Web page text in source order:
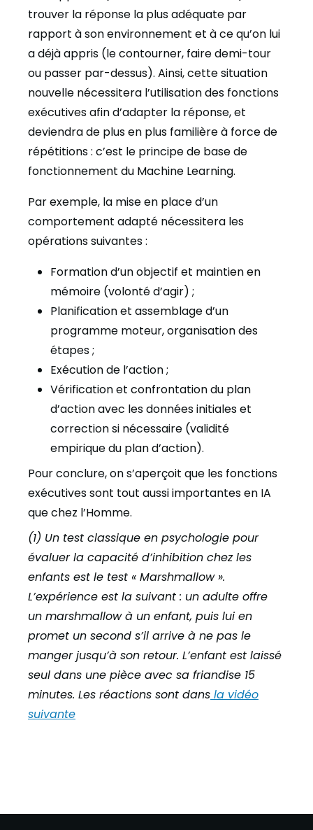
trouver la réponse la plus adéquate par
rapport à son environnement et à ce qu’on lui
a déjà appris (le contourner, faire demi-tour
ou passer par-dessus). Ainsi, cette situation
nouvelle nécessitera l’utilisation des fonctions
exécutives afin d’adapter la réponse, et
deviendra de plus en plus familière à force de
répétitions : c’est le principe de base de
fonctionnement du Machine Learning.
Par exemple, la mise en place d’un
comportement adapté nécessitera les
opérations suivantes :
Formation d’un objectif et maintien en
mémoire (volonté d’agir) ;
Planification et assemblage d’un
programme moteur, organisation des
étapes ;
Exécution de l’action ;
Vérification et confrontation du plan
d’action avec les données initiales et
correction si nécessaire (validité
empirique du plan d’action).
Pour conclure, on s’aperçoit que les fonctions
exécutives sont tout aussi importantes en IA
que chez l’Homme.
(1) Un test classique en psychologie pour
évaluer la capacité d’inhibition chez les
enfants est le test « Marshmallow ».
L’expérience est la suivant : un adulte offre
un marshmallow à un enfant, puis lui en
promet un second s’il arrive à ne pas le
manger jusqu’à son retour. L’enfant est laissé
seul dans une pièce avec sa friandise 15
minutes. Les réactions sont dans la vidéo
suivante